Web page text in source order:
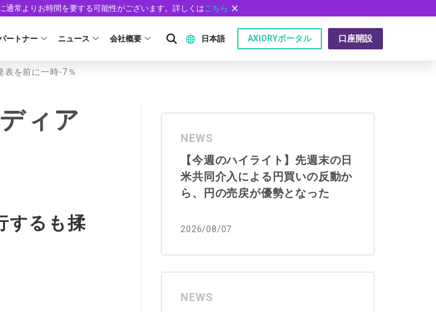
常よりお時間を要する可能性がございます。詳しくはこちら
スプレッド・手数料
ゼロカットとロスカット
約定率
口座開設フォーム
必要書類 EA(エキスパートアドバイザー)
MQLシグナル
ートナー
イントロデュース・パートナープログラム（IP）
特別・VIPプログラム
ニュース
マーケットニュース
会社概要 日本語
日本語
عربى
Русский
Español
Tiếng Việt
AXIORYポータル 口座開設
表を前に一時-7％
ィア
するも揉
NEWS
【今週のハイライト】先週末の日
米共同介入による円買いの反動か
ら、円の売戻が優勢となった
2026/08/07
NEWS